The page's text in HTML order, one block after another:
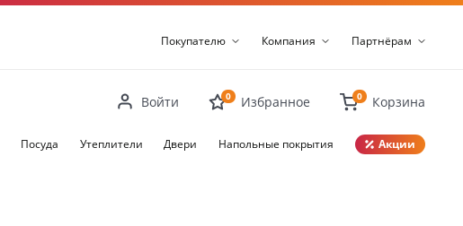
Покупателю Компания Партнёрам
Войти 0 Избранное 0 Корзина
Посуда Утеплители Двери Напольные покрытия Акции